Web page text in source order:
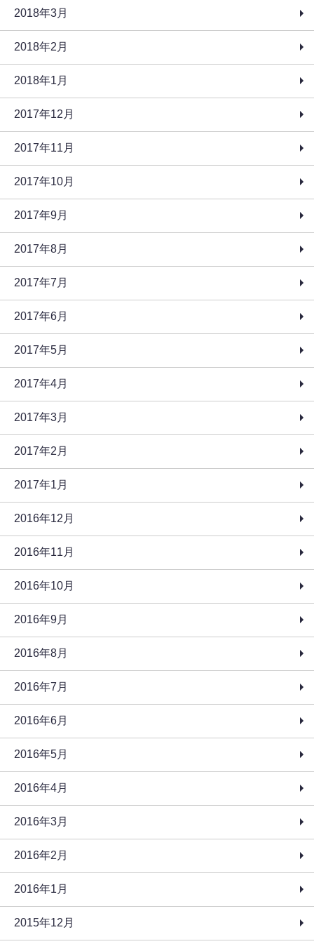
2018年3月
2018年2月
2018年1月
2017年12月
2017年11月
2017年10月
2017年9月
2017年8月
2017年7月
2017年6月
2017年5月
2017年4月
2017年3月
2017年2月
2017年1月
2016年12月
2016年11月
2016年10月
2016年9月
2016年8月
2016年7月
2016年6月
2016年5月
2016年4月
2016年3月
2016年2月
2016年1月
2015年12月